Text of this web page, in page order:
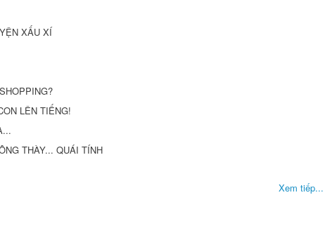
XẤU XÍ
LÊN TIẾNG!
THÀY... QUÁI TÍNH
Xem tiếp...